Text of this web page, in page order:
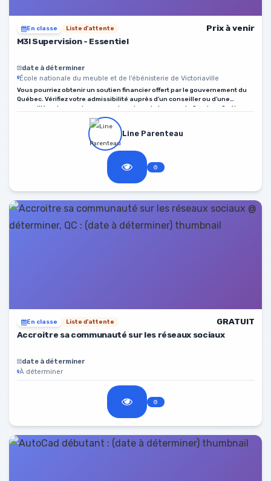
En classe Liste d'attente
Prix à venir
M3I Supervision - Essentiel
date à déterminer
École nationale du meuble et de l'ébénisterie de Victoriaville
Vous pourriez obtenir un soutien financier offert par le gouvernement du
Québec. Vérifiez votre admissibilité auprès d’un conseiller ou d’une
conseillère des services aux entreprises du bureau de Services Québec
Line Parenteau
En classe Liste d'attente
GRATUIT
Accroitre sa communauté sur les réseaux sociaux
date à déterminer
À déterminer